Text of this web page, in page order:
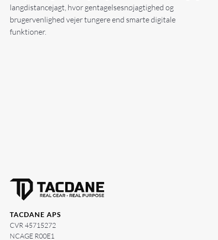
langdistancejagt, hvor gentagelsesnøjagtighed og
brugervenlighed vejer tungere end smarte digitale
funktioner.
TACDANE APS
CVR 45715272
NCAGE R00E1